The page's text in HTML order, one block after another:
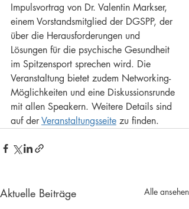
Impulsvortrag von Dr. Valentin Markser,
einem Vorstandsmitglied der DGSPP, der
über die Herausforderungen und
Lösungen für die psychische Gesundheit
im Spitzensport sprechen wird. Die
Veranstaltung bietet zudem Networking-
Möglichkeiten und eine Diskussionsrunde
mit allen Speakern. Weitere Details sind
auf der Veranstaltungsseite zu finden.
Aktuelle Beiträge Alle ansehen